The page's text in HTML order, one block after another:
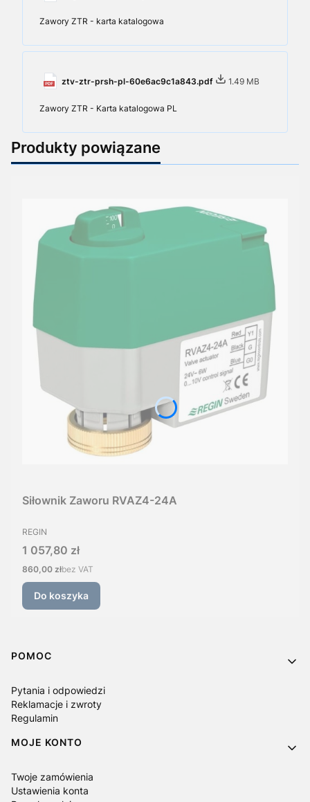
Zawory ZTR - karta katalogowa
ztv-ztr-prsh-pl-60e6ac9c1a843.pdf 1.49 MB
Zawory ZTR - Karta katalogowa PL
Produkty powiązane
Siłownik Zaworu RVAZ4-24A
PRODUCENT
REGIN
Cena
1 057,80 zł
Cena
860,00 złbez VAT
Do koszyka
Linki w stopce
POMOC
Pytania i odpowiedzi
Reklamacje i zwroty
Regulamin
MOJE KONTO
Twoje zamówienia
Ustawienia konta